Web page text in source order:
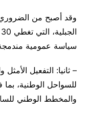
وقد أصبح من
سياسة عمومية مندمجة
– ثانيا: التفعيل الأمثل
للسواحل الوطنية،
والمخطط الوطني